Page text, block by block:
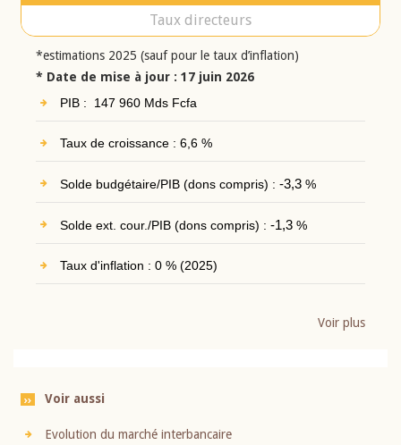
Taux directeurs
*estimations 2025 (sauf pour le taux d’inflation)
* Date de mise à jour : 17 juin 2026
PIB : 147 960 Mds Fcfa
Taux de croissance : 6,6 %
Solde budgétaire/PIB (dons compris) : -3,3%
Solde ext. cour./PIB (dons compris) : -1,3%
Taux d'inflation : 0 % (2025)
Voir plus
Voir aussi
Evolution du marché interbancaire